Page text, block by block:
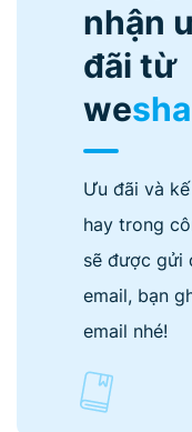
nhận
đãi từ
we
Ưu đãi và
hay trong
sẽ được gửi
email, bạn
email nhé!